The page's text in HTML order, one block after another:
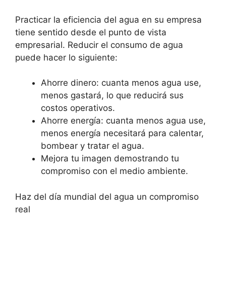
Practicar la eficiencia del agua en su empresa
tiene sentido desde el punto de vista
empresarial. Reducir el consumo de agua
puede hacer lo siguiente:
Ahorre dinero: cuanta menos agua use,
menos gastará, lo que reducirá sus
costos operativos.
Ahorre energía: cuanta menos agua use,
menos energía necesitará para calentar,
bombear y tratar el agua.
Mejora tu imagen demostrando tu
compromiso con el medio ambiente.
Haz del día mundial del agua un compromiso
real